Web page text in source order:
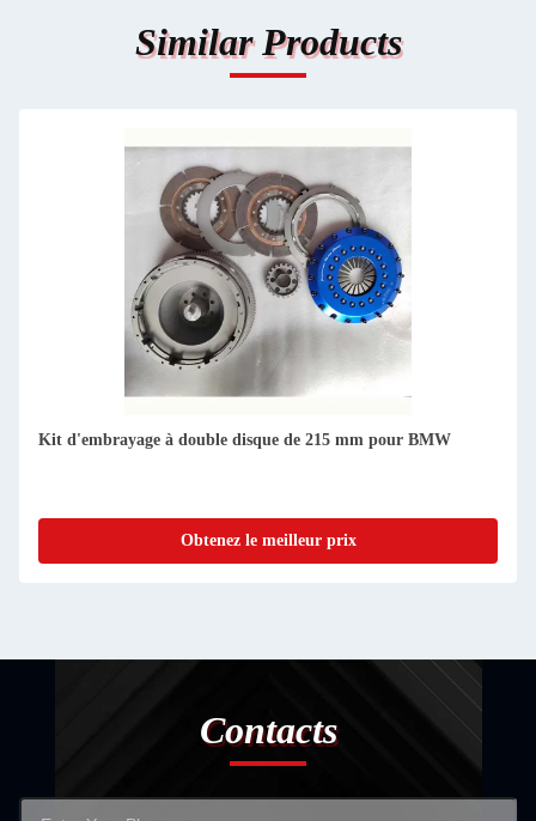
Similar Products
Kit d'embrayage à double disque de 215 mm pour BMW
Obtenez le meilleur prix
Contacts